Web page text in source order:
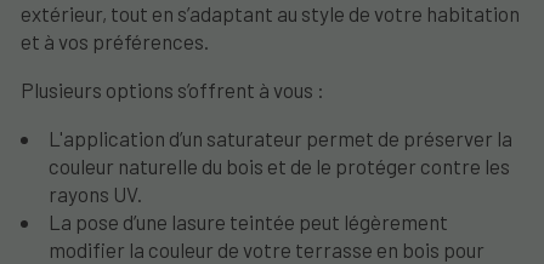
extérieur, tout en s’adaptant au style de votre habitation
et à vos préférences.
Plusieurs options s’offrent à vous :
L'application d’un saturateur permet de préserver la
couleur naturelle du bois et de le protéger contre les
rayons UV.
La pose d’une lasure teintée peut légèrement
modifier la couleur de votre terrasse en bois pour